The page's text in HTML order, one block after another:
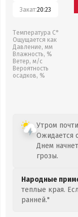
Закат:20:23
Температура С°
Ощущается как
Давление, мм
Влажность, %
Ветер, м/с
Вероятность
осадков, %
Утром
Ожидается
Днем
грозы.
Народные
теплые края.
ранней."